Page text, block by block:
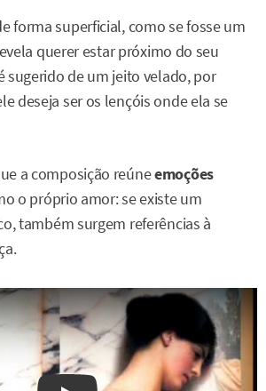
forma superficial, como se fosse um
querer estar próximo do seu
sugerido de um jeito velado, por
deseja ser os lençóis onde ela se
a composição reúneemoções
o próprio amor: se existe um
também surgem referências à